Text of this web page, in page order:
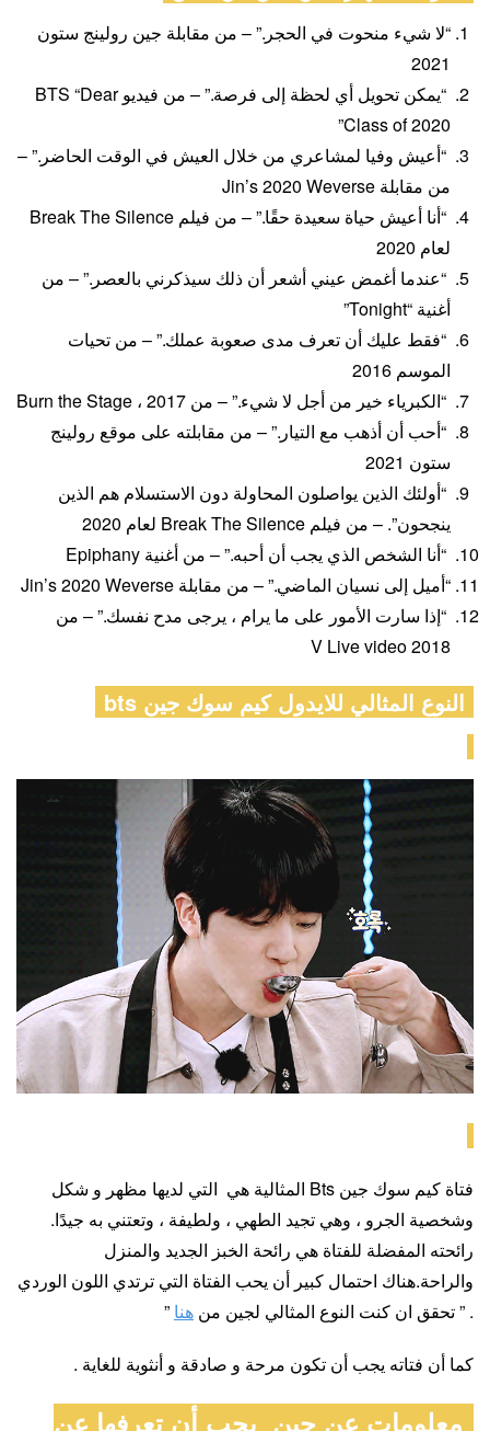
“لا شيء منحوت في الحجر.” – من مقابلة جين رولينج ستون
2021
“يمكن تحويل أي لحظة إلى فرصة.” – من فيديو BTS “Dear
Class of 2020”
“أعيش وفيا لمشاعري من خلال العيش في الوقت الحاضر.” –
من مقابلة Jin’s 2020 Weverse
“أنا أعيش حياة سعيدة حقًا.” – من فيلم Break The Silence
لعام 2020
“عندما أغمض عيني أشعر أن ذلك سيذكرني بالعصر.” – من
أغنية “Tonight”
“فقط عليك أن تعرف مدى صعوبة عملك.” – من تحيات
الموسم 2016
“الكبرياء خير من أجل لا شيء.” – من Burn the Stage ، 2017
“أحب أن أذهب مع التيار.” – من مقابلته على موقع رولينج
ستون 2021
“أولئك الذين يواصلون المحاولة دون الاستسلام هم الذين
ينجحون”. – من فيلم Break The Silence لعام 2020
“أنا الشخص الذي يجب أن أحبه.” – من أغنية Epiphany
“أميل إلى نسيان الماضي.” – من مقابلة Jin’s 2020 Weverse
“إذا سارت الأمور على ما يرام ، يرجى مدح نفسك.” – من
2018 V Live video
النوع المثالي للايدول كيم سوك جين bts
فتاة كيم سوك جين Bts المثالية هي التي لديها مظهر و شكل
وشخصية الجرو ، وهي تجيد الطهي ، ولطيفة ، وتعتني به جيدًا.
رائحته المفضلة للفتاة هي رائحة الخبز الجديد والمنزل
والراحة.هناك احتمال كبير أن يحب الفتاة التي ترتدي اللون الوردي
. ” تحقق ان كنت النوع المثالي لجين من هنا ”
كما أن فتاته يجب أن تكون مرحة و صادقة و أنثوية للغاية .
معلومات عن جين يجب أن تعرفها عن